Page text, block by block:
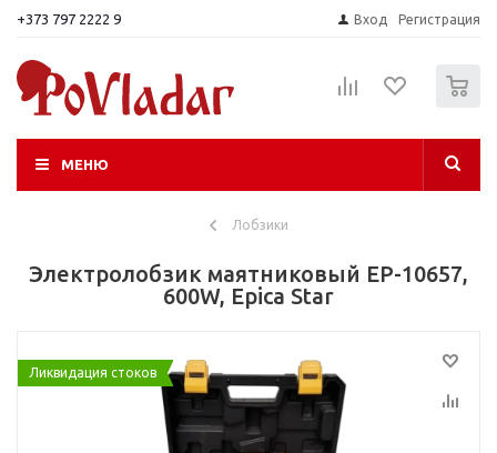
+373 797 2222 9 Вход Регистрация
МЕНЮ
Лобзики
Электролобзик маятниковый EP-10657,
600W, Epica Star
Ликвидация стоков